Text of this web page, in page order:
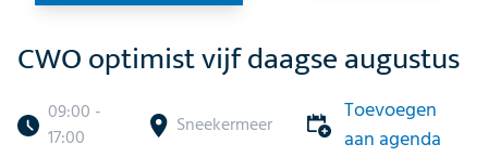
CWO optimist vijf daagse augustus
09:00 -
17:00
Sneekermeer
Toevoegen
aan agenda